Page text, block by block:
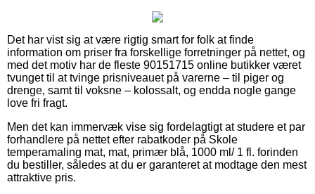
Det har vist sig at være rigtig smart for folk at finde
information om priser fra forskellige forretninger på nettet, og
med det motiv har de fleste 90151715 online butikker været
tvunget til at tvinge prisniveauet på varerne – til piger og
drenge, samt til voksne – kolossalt, og endda nogle gange
love fri fragt.
Men det kan immervæk vise sig fordelagtigt at studere et par
forhandlere på nettet efter rabatkoder på Skole
temperamaling mat, mat, primær blå, 1000 ml/ 1 fl. forinden
du bestiller, således at du er garanteret at modtage den mest
attraktive pris.